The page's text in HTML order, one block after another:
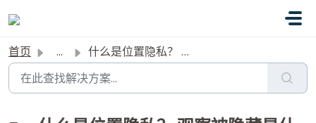
首页 ... 什么是位置隐私？ 观察被隐藏是什么意思？